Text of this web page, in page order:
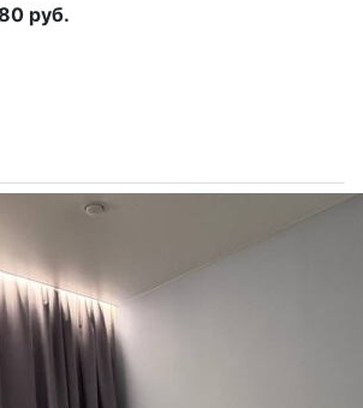
руб.